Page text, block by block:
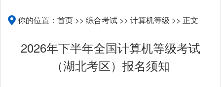
你的位置： 首页 >> 综合考试 >> 计算机等级 >> 正文
2026年下半年全国计算机等级考试
（湖北考区）报名须知